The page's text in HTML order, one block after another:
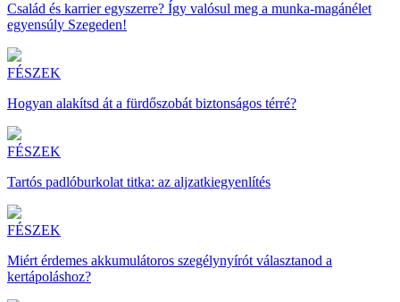
Család és karrier egyszerre? Így valósul meg a munka-magánélet
egyensúly Szegeden!
FÉSZEK
Hogyan alakítsd át a fürdőszobát biztonságos térré?
FÉSZEK
Tartós padlóburkolat titka: az aljzatkiegyenlítés
FÉSZEK
Miért érdemes akkumulátoros szegélynyírót választanod a
kertápoláshoz?